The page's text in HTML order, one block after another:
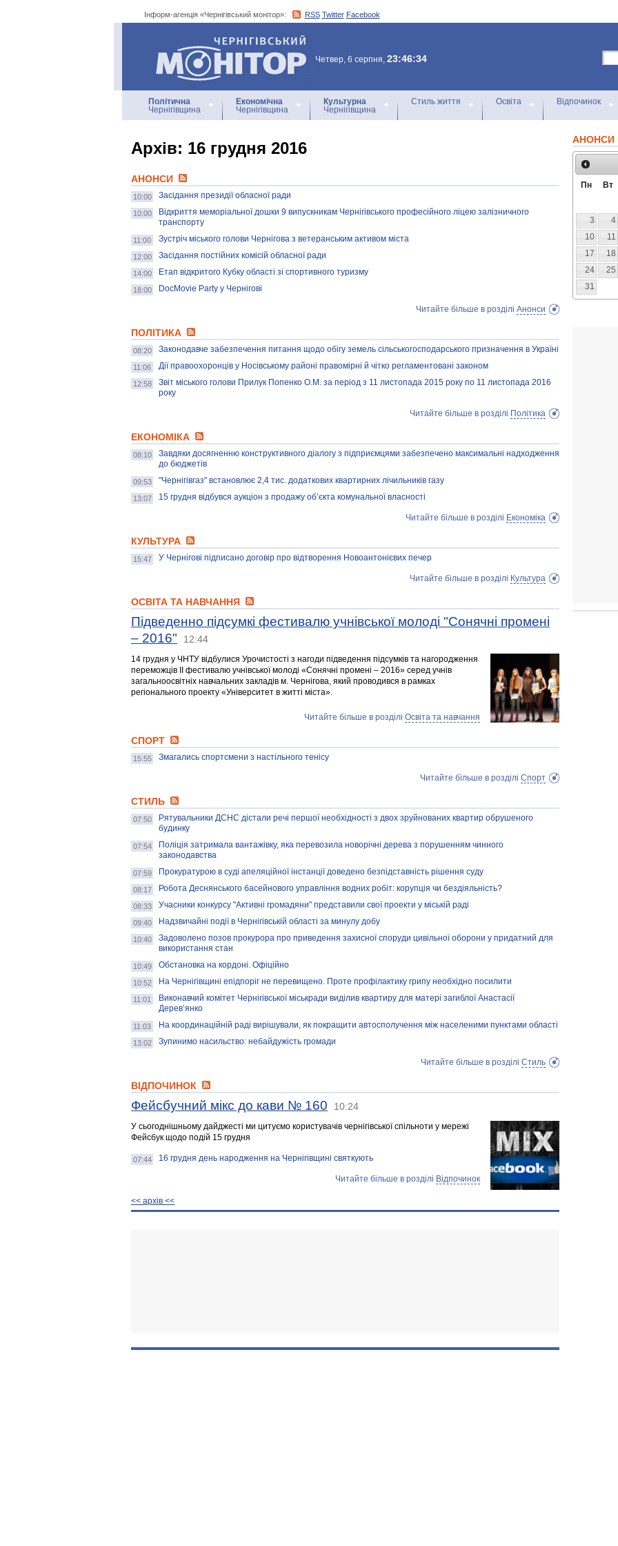
Інформ-агенція «Чернігівський монітор»: RSS Twitter Facebook
Інформ-агенція
«Чернігівський монітор»
Четвер, 6 серпня, 23:46:34
Політична
Чернігівщина
Економічна
Чернігівщина
Культурна
Чернігівщина
Стиль життя Освіта Відпочинок
Архiв: 16 грудня 2016
АНОНСИ
10:00 Засідання президії обласної ради
10:00
Відкриття меморіальної дошки 9 випускникам Чернігівського професійного ліцею залізничного
транспорту
11:00 Зустріч міського голови Чернігова з ветеранським активом міста
12:00 Засідання постійних комісій обласної ради
14:00 Етап відкритого Кубку області зі спортивного туризму
18:00 DocMovie Party у Чернігові
Читайте більше в розділі Анонси
ПОЛІТИКА
08:20 Законодавче забезпечення питання щодо обігу земель сільськогосподарського призначення в Україні
11:06 Дії правоохоронців у Носівському районі правомірні й чітко регламентовані законом
12:58
Звіт міського голови Прилук Попенко О.М. за період з 11 листопада 2015 року по 11 листопада 2016
року
Читайте більше в розділі Політика
ЕКОНОМІКА
08:10
Завдяки досягненню конструктивного діалогу з підприємцями забезпечено максимальні надходження
до бюджетів
09:53 "Чернігівгаз" встановлює 2,4 тис. додаткових квартирних лічильників газу
13:07 15 грудня відбувся аукціон з продажу об’єкта комунальної власності
Читайте більше в розділі Економіка
КУЛЬТУРА
15:47 У Чернігові підписано договір про відтворення Новоантонієвих печер
Читайте більше в розділі Культура
ОСВІТА ТА НАВЧАННЯ
Підведенно підсумкі фестивалю учнівської молоді "Сонячні промені
– 2016"
12:44
14 грудня у ЧНТУ відбулися Урочистості з нагоди підведення підсумків та нагородження
переможців II фестивалю учнівської молоді «Сонячні промені – 2016» серед учнів
загальноосвітніх навчальних закладів м. Чернігова, який проводився в рамках
регіонального проекту «Університет в житті міста».
Читайте більше в розділі Освіта та навчання
СПОРТ
15:55 Змагались спортсмени з настільного тенісу
Читайте більше в розділі Спорт
СТИЛЬ
07:50
Рятувальники ДСНС дістали речі першої необхідності з двох зруйнованих квартир обрушеного
будинку
07:54
Поліція затримала вантажівку, яка перевозила новорічні дерева з порушенням чинного
законодавства
07:59 Прокуратурою в суді апеляційної інстанції доведено безпідставність рішення суду
08:17 Робота Деснянського басейнового управління водних робіт: корупція чи бездіяльність?
08:33 Учасники конкурсу "Активні громадяни" представили свої проекти у міській раді
09:40 Надзвичайні події в Чернігівській області за минулу добу
10:40
Задоволено позов прокурора про приведення захисної споруди цивільної оборони у придатний для
використання стан
10:49 Обстановка на кордоні. Офіційно
10:52 На Чернігівщині епідпоріг не перевищено. Проте профілактику грипу необхідно посилити
11:01
Виконавчий комітет Чернігівської міськради виділив квартиру для матері загиблої Анастасії
Дерев’янко
11:03 На координаційній раді вирішували, як покращити автосполучення між населеними пунктами області
13:02 Зупинимо насильство: небайдужість громади
Читайте більше в розділі Стиль
ВІДПОЧИНОК
Фейсбучний мікс до кави № 160 10:24
У сьогоднішньому дайджесті ми цитуємо користувачів чернігівської спільноти у мережі
Фейсбук щодо подій 15 грудня
07:44 16 грудня день народження на Чернігівщині святкують
Читайте більше в розділі Відпочинок
<< архiв <<
АНОНСИ
Пн Вт
3
4
10
11
17
18
24
25
31